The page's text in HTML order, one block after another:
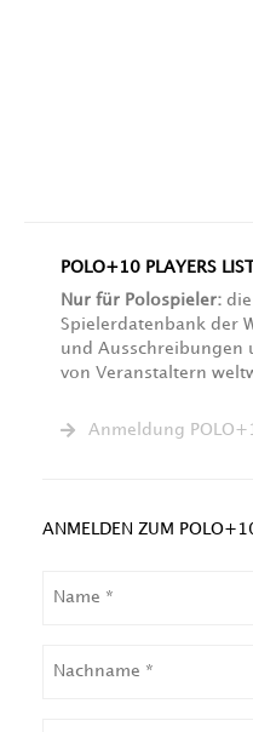
POLO+10 PLAYERS LIST
Nur für Polospieler:
Spielerdatenbank der
und Ausschreibungen
von Veranstaltern
Anmeldung
ANMELDEN ZUM